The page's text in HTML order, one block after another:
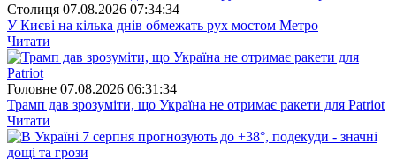
Столиця 07.08.2026 07:34:34
У Києві на кілька днів обмежать рух мостом Метро
Читати
Головне 07.08.2026 06:31:34
Трамп дав зрозуміти, що Україна не отримає ракети для Patriot
Читати